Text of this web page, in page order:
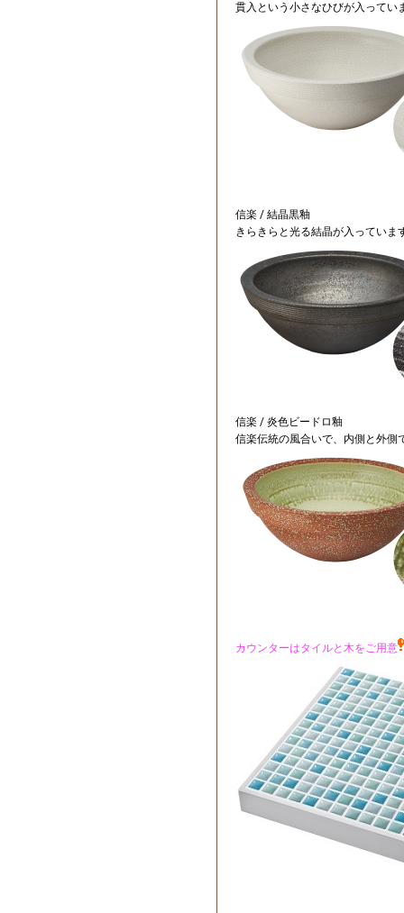
貫入という小さなひびが入ってい
信楽 / 結晶黒釉
きらきらと光る結晶が入っていま
信楽 / 炎色ビードロ釉
信楽伝統の風合いで、内側と外側
カウンターはタイルと木をご用意